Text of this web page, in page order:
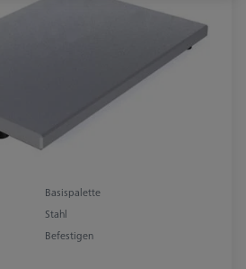
Basispalette
Stahl
Befestigen